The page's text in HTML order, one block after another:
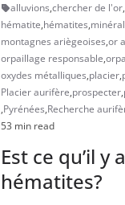
alluvions,chercher de l'or,
hématite,hématites,
montagnes ariègeoises,or
orpaillage responsable,
oxydes métalliques,placier,
Placier aurifère,prospecter,
,Pyrénées,Recherche
53 min read
Est ce qu’il y
hématites?